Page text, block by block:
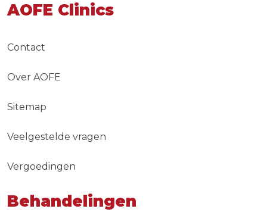
AOFE Clinics
Contact
Over AOFE
Sitemap
Veelgestelde vragen
Vergoedingen
Behandelingen